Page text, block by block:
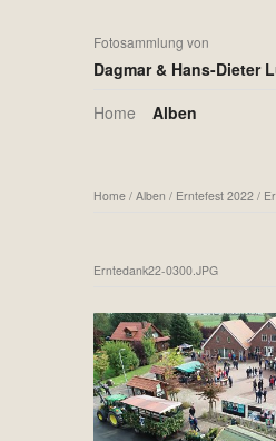
Fotosammlung von
Dagmar & Hans-Dieter
Home
Alben
Home / Alben / Erntefest 2022 /
Erntedank22-0300.JPG